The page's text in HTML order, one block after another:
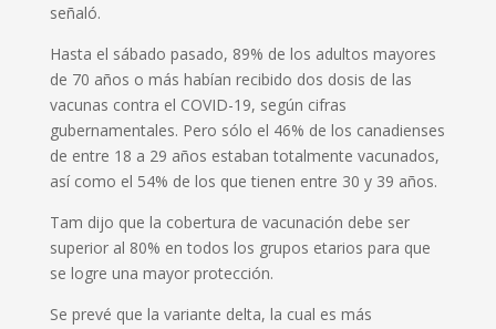
señaló.
Hasta el sábado pasado, 89% de los adultos mayores
de 70 años o más habían recibido dos dosis de las
vacunas contra el COVID-19, según cifras
gubernamentales. Pero sólo el 46% de los canadienses
de entre 18 a 29 años estaban totalmente vacunados,
así como el 54% de los que tienen entre 30 y 39 años.
Tam dijo que la cobertura de vacunación debe ser
superior al 80% en todos los grupos etarios para que
se logre una mayor protección.
Se prevé que la variante delta, la cual es más